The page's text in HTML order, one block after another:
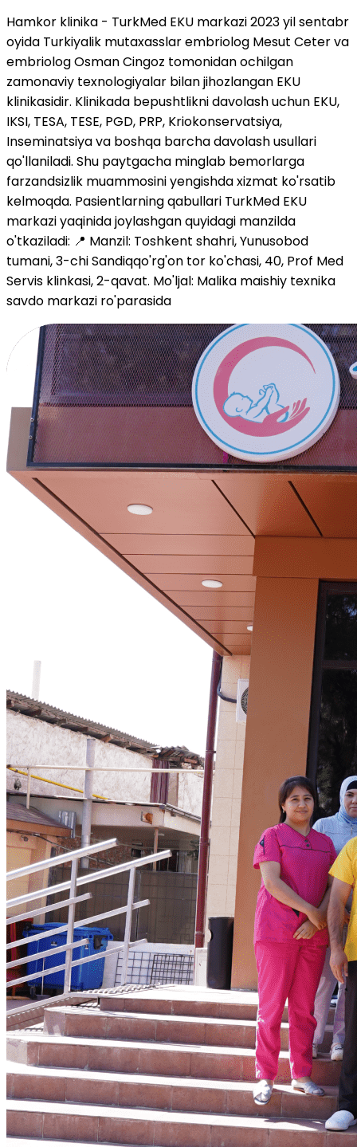
Hamkor klinika - TurkMed EKU markazi 2023 yil sentabr
oyida Turkiyalik mutaxasslar embriolog Mesut Ceter va
embriolog Osman Cingoz tomonidan ochilgan
zamonaviy texnologiyalar bilan jihozlangan EKU
klinikasidir. Klinikada bepushtlikni davolash uchun EKU,
IKSI, TESA, TESE, PGD, PRP, Kriokonservatsiya,
Inseminatsiya va boshqa barcha davolash usullari
qo'llaniladi. Shu paytgacha minglab bemorlarga
farzandsizlik muammosini yengishda xizmat ko'rsatib
kelmoqda. Pasientlarning qabullari TurkMed EKU
markazi yaqinida joylashgan quyidagi manzilda
o'tkaziladi: 📍 Manzil: Toshkent shahri, Yunusobod
tumani, 3-chi Sandiqqo'rg'on tor ko'chasi, 40, Prof Med
Servis klinkasi, 2-qavat. Mo'ljal: Malika maishiy texnika
savdo markazi ro'parasida